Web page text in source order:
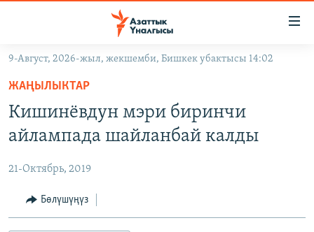
Навигацияга
өтүңүз
Издөөгө
салыңыз
ЭКОНОМИКА
МАДАНИЯТ
БОРБОР АЗИЯ
АТАЙЫН ИЛИКТӨӨ
ТВ ПРОГРАММАЛАР
9-Август, 2026-жыл, жекшемби, Бишкек убактысы 14:02
ЖАҢЫЛЫКТАР
Кишинёвдун мэри биринчи
айлампада шайланбай калды
21-Октябрь, 2019
Бөлүшүңүз